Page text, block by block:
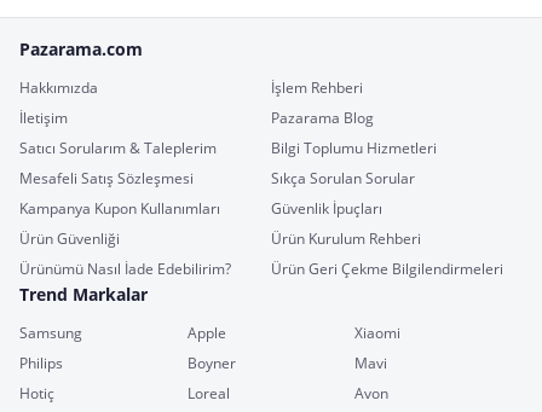
Pazarama.com
Hakkımızda
İşlem Rehberi
İletişim
Pazarama Blog
Satıcı Sorularım & Taleplerim
Bilgi Toplumu Hizmetleri
Mesafeli Satış Sözleşmesi
Sıkça Sorulan Sorular
Kampanya Kupon Kullanımları
Güvenlik İpuçları
Ürün Güvenliği
Ürün Kurulum Rehberi
Ürünümü Nasıl İade Edebilirim?
Ürün Geri Çekme Bilgilendirmeleri
Trend Markalar
Samsung Apple
Xiaomi
Philips
Boyner
Mavi
Hotiç
Loreal
Avon